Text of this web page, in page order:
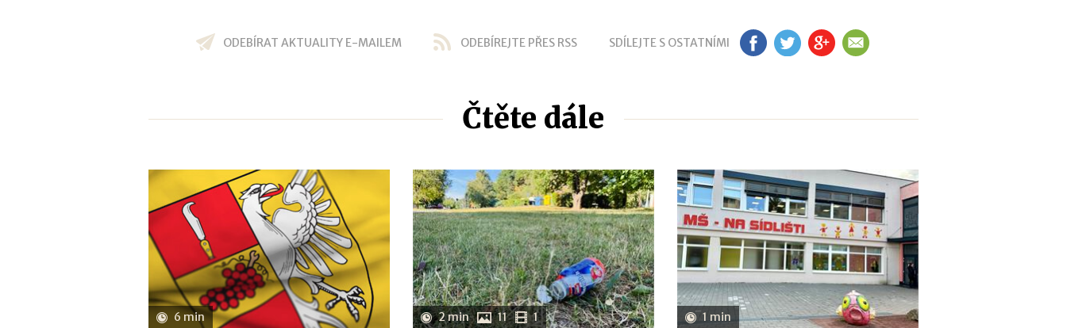
ODEBÍRAT AKTUALITY E-MAILEM ODEBÍREJTE PŘES RSS SDÍLEJTE S OSTATNÍMI FB TW GP EM
Čtěte dále
6 min 2 min 11 1 1 min